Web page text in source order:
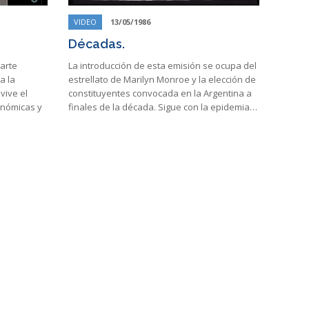
la
el
y
VIDEO 13/05/1986
Décadas.
La introducción de esta emisión se ocupa del
estrellato de Marilyn Monroe y la elección de
constituyentes convocada en la Argentina a
finales de la década. Sigue con la epidemia…